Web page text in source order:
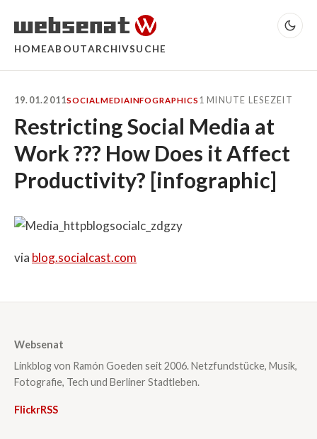
HOMEABOUTARCHIVSUCHE
19.01.2011SOCIALMEDIAINFOGRAPHICS 1 MINUTE LESEZEIT
Restricting Social Media at
Work ??? How Does it Affect
Productivity? [infographic]
via blog.socialcast.com
Websenat
Linkblog von Ramón Goeden seit 2006. Netzfundstücke, Musik,
Fotografie, Tech und Berliner Stadtleben.
FlickrRSS